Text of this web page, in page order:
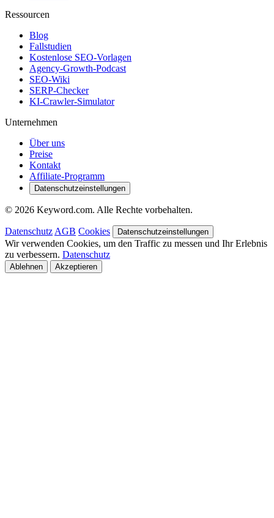
Ressourcen
Blog
Fallstudien
Kostenlose SEO-Vorlagen
Agency-Growth-Podcast
SEO-Wiki
SERP-Checker
KI-Crawler-Simulator
Unternehmen
Über uns
Preise
Kontakt
Affiliate-Programm
Datenschutzeinstellungen
© 2026 Keyword.com. Alle Rechte vorbehalten.
Datenschutz AGB Cookies Datenschutzeinstellungen
Wir verwenden Cookies, um den Traffic zu messen und Ihr Erlebnis
zu verbessern. Datenschutz
Ablehnen Akzeptieren